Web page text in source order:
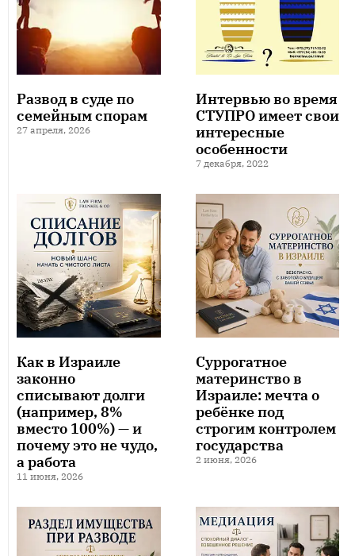
Развод в суде по
семейным спорам
27 апреля, 2026
Интервью во время
СТУПРО имеет свои
интересные
особенности
7 декабря, 2022
Как в Израиле
законно
списывают долги
(например, 8%
вместо 100%) — и
почему это не чудо,
а работа
11 июня, 2026
Суррогатное
материнство в
Израиле: мечта о
ребёнке под
строгим контролем
государства
2 июня, 2026